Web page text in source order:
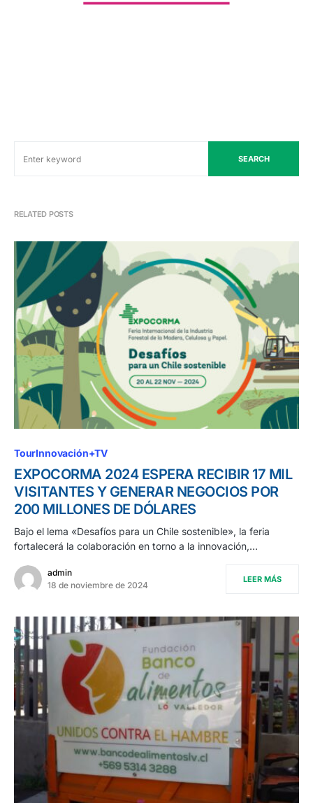
SEARCH
RELATED POSTS
TourInnovación+TV
EXPOCORMA 2024 ESPERA RECIBIR 17 MIL
VISITANTES Y GENERAR NEGOCIOS POR
200 MILLONES DE DÓLARES
Bajo el lema «Desafíos para un Chile sostenible», la feria
fortalecerá la colaboración en torno a la innovación,…
admin
18 de noviembre de 2024
LEER MÁS